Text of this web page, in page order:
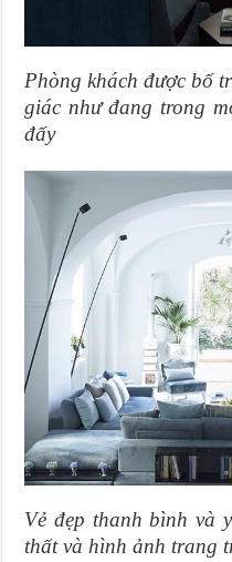
Phòng khách được bố
giác như đang trong
đấy
Vẻ đẹp thanh bình và
thất và hình ảnh trang